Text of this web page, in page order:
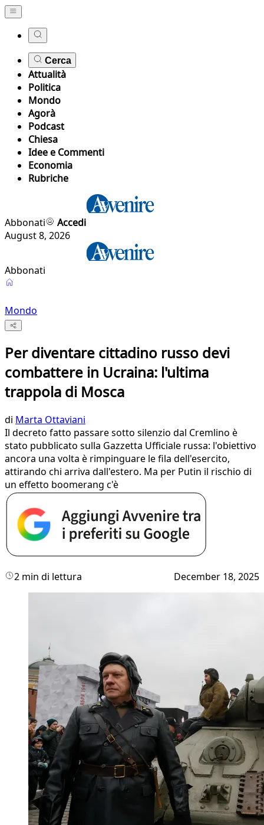
Cerca
Attualità
Politica
Mondo
Agorà
Podcast
Chiesa
Idee e Commenti
Economia
Rubriche
Abbonati
Accedi
August 8, 2026
Abbonati
Mondo
Per diventare cittadino russo devi
combattere in Ucraina: l'ultima
trappola di Mosca
di Marta Ottaviani
Il decreto fatto passare sotto silenzio dal Cremlino è
stato pubblicato sulla Gazzetta Ufficiale russa: l'obiettivo
ancora una volta è rimpinguare le fila dell'esercito,
attirando chi arriva dall'estero. Ma per Putin il rischio di
un effetto boomerang c'è
2 min di lettura December 18, 2025